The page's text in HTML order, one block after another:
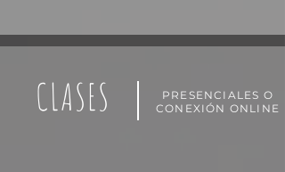
CLASES
PRESENCIALES O
CONEXIÓN ONLINE